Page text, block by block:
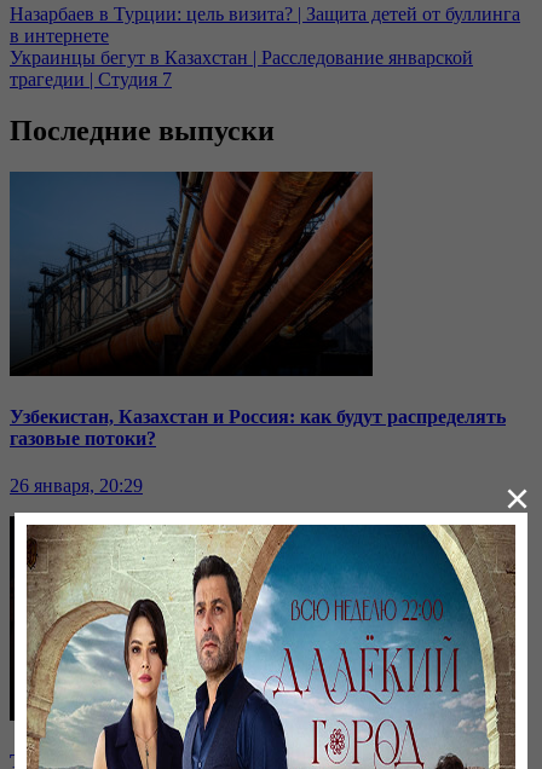
Назарбаев в Турции: цель визита? | Защита детей от буллинга
в интернете
Украинцы бегут в Казахстан | Расследование январской
трагедии | Студия 7
Последние выпуски
Узбекистан, Казахстан и Россия: как будут распределять
газовые потоки?
26 января, 20:29
Токаев высказался о выборах и критике власти
×